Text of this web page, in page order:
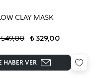
CLAY MASK
549,00 ₺ 329,00
HABER VER